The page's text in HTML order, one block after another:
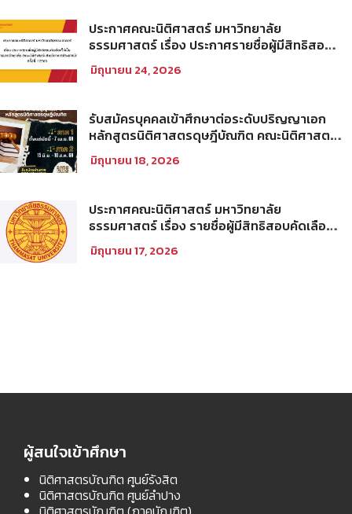
ประกาศคณะนิติศาสตร์ มหาวิทยาลัย
ธรรมศาสตร์ เรื่อง ประกาศรายชื่อผู้มีสิทธิสอบ
คัดเลือกให้เป็นพนักงานมหาวิทยาลัย (คณะ
นิติศาสตร์) สายวิชาการประเภทนักวิจัย ครั้งที่
มิถุนายน 24, 2026
รับสมัครบุคคลเข้าศึกษาต่อระดับปริญญาเอก
หลักสูตรนิติศาสตรดุษฎีบัณฑิต คณะนิติศาสตร์
มหาวิทยาลัยธรรมศาสตร์ ประจำภาคการศึกษา
ที่ 2 ปีการศึกษา 2569
มิถุนายน 18, 2026
ประกาศคณะนิติศาสตร์ มหาวิทยาลัย
ธรรมศาสตร์ เรื่อง รายชื่อผู้มีสิทธิสอบคัดเลือก
เพื่อเข้าศึกษาในโครงการนิติศาสตร์ภาคบัณฑิต
ท่าพระจันทร์ คณะนิติศาสตร์ มหาวิทยาลัย
มิถุนายน 17, 2026
ผู้สนใจเข้าศึกษา
นิติศาสตรบัณฑิต ศูนย์รังสิต
นิติศาสตรบัณฑิต ศูนย์ลำปาง